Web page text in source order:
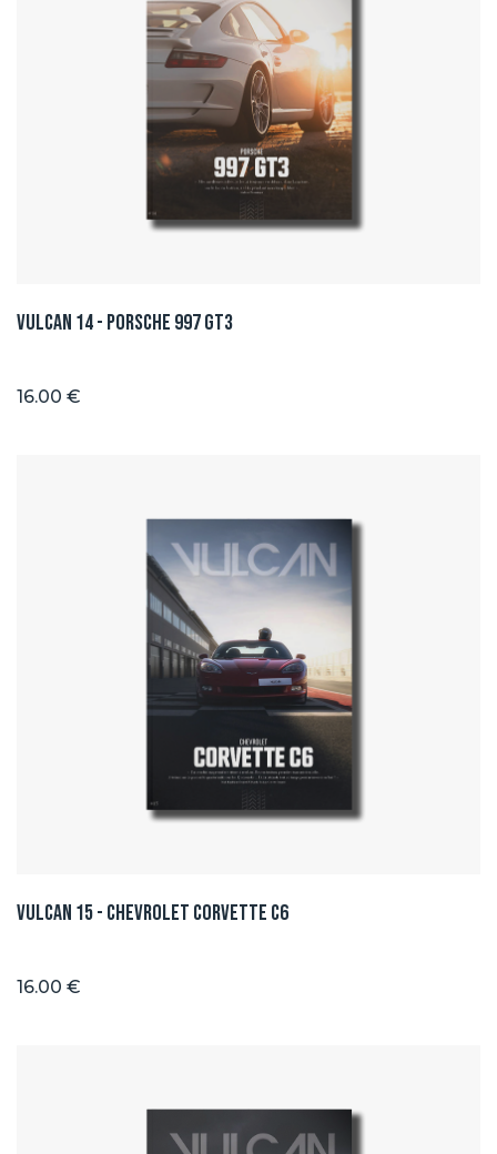
Vulcan 14 - Porsche 997 GT3
16.00 €
Vulcan 15 - Chevrolet Corvette C6
16.00 €